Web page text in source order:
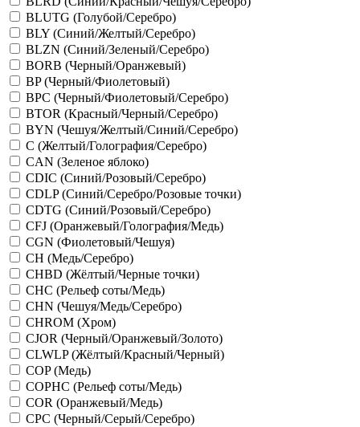
BLUTG (Голубой/Серебро)
BLY (Синий/Желтый/Серебро)
BLZN (Синий/Зеленый/Серебро)
BORB (Черный/Оранжевый)
BP (Черный/Фиолетовый)
BPC (Черный/Фиолетовый/Серебро)
BTOR (Красный/Черный/Серебро)
BYN (Чешуя/Желтый/Синий/Серебро)
C (Желтый/Голография/Серебро)
CAN (Зеленое яблоко)
CDIC (Синий/Розовый/Серебро)
CDLP (Синий/Серебро/Розовые точки)
CDTG (Синий/Розовый/Серебро)
CFJ (Оранжевый/Голография/Медь)
CGN (Фиолетовый/Чешуя)
CH (Медь/Серебро)
CHBD (Жёлтый/Черные точки)
CHC (Рельеф соты/Медь)
CHN (Чешуя/Медь/Серебро)
CHROM (Хром)
CJOR (Черный/Оранжевый/Золото)
CLWLP (Жёлтый/Красный/Черный)
COP (Медь)
COPHC (Рельеф соты/Медь)
COR (Оранжевый/Медь)
CPC (Черный/Серый/Серебро)